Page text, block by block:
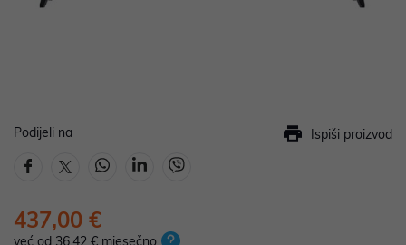
Podijeli na Ispiši proizvod
437,00 €
već od 36,42 € mjesečno